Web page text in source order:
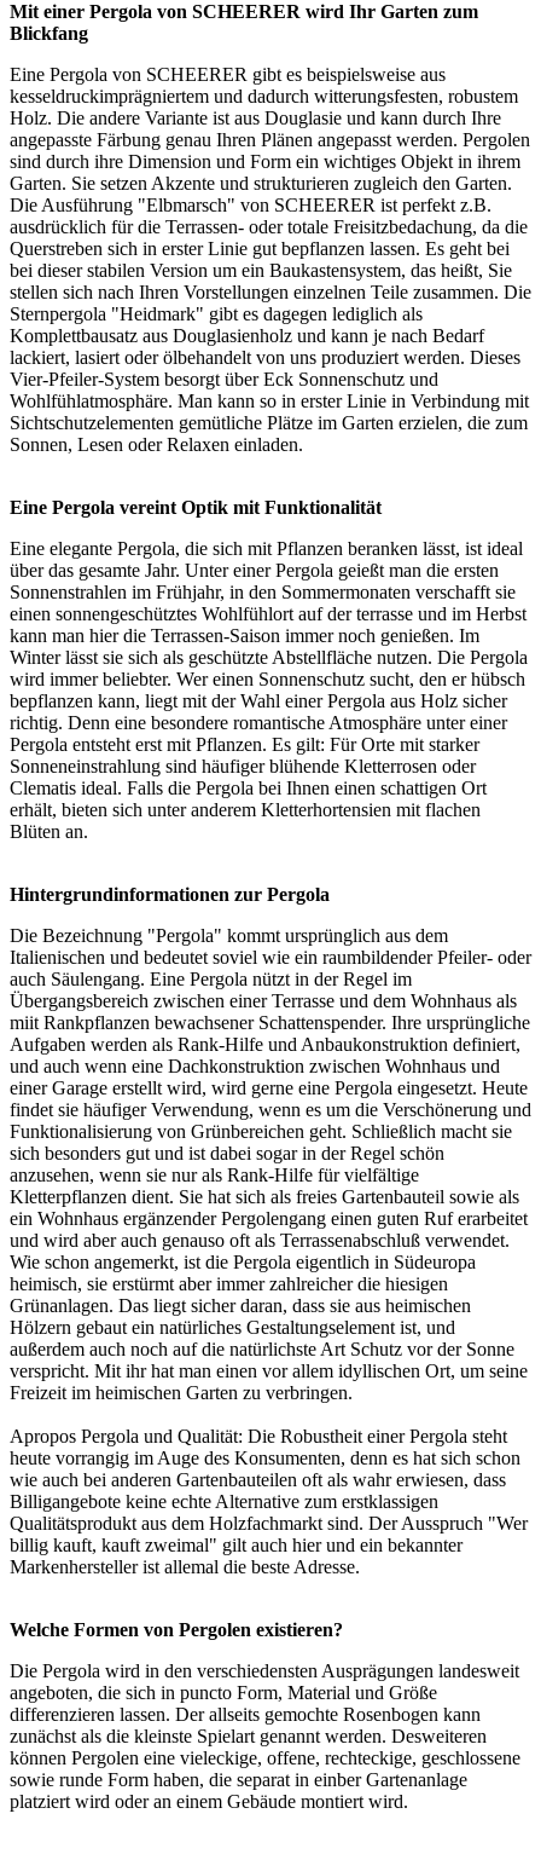
Mit einer Pergola von SCHEERER wird Ihr Garten zum
Blickfang
Eine Pergola von SCHEERER gibt es beispielsweise aus
kesseldruckimprägniertem und dadurch witterungsfesten, robustem
Holz. Die andere Variante ist aus Douglasie und kann durch Ihre
angepasste Färbung genau Ihren Plänen angepasst werden. Pergolen
sind durch ihre Dimension und Form ein wichtiges Objekt in ihrem
Garten. Sie setzen Akzente und strukturieren zugleich den Garten.
Die Ausführung "Elbmarsch" von SCHEERER ist perfekt z.B.
ausdrücklich für die Terrassen- oder totale Freisitzbedachung, da die
Querstreben sich in erster Linie gut bepflanzen lassen. Es geht bei
bei dieser stabilen Version um ein Baukastensystem, das heißt, Sie
stellen sich nach Ihren Vorstellungen einzelnen Teile zusammen. Die
Sternpergola "Heidmark" gibt es dagegen lediglich als
Komplettbausatz aus Douglasienholz und kann je nach Bedarf
lackiert, lasiert oder ölbehandelt von uns produziert werden. Dieses
Vier-Pfeiler-System besorgt über Eck Sonnenschutz und
Wohlfühlatmosphäre. Man kann so in erster Linie in Verbindung mit
Sichtschutzelementen gemütliche Plätze im Garten erzielen, die zum
Sonnen, Lesen oder Relaxen einladen.
Eine Pergola vereint Optik mit Funktionalität
Eine elegante Pergola, die sich mit Pflanzen beranken lässt, ist ideal
über das gesamte Jahr. Unter einer Pergola geießt man die ersten
Sonnenstrahlen im Frühjahr, in den Sommermonaten verschafft sie
einen sonnengeschütztes Wohlfühlort auf der terrasse und im Herbst
kann man hier die Terrassen-Saison immer noch genießen. Im
Winter lässt sie sich als geschützte Abstellfläche nutzen. Die Pergola
wird immer beliebter. Wer einen Sonnenschutz sucht, den er hübsch
bepflanzen kann, liegt mit der Wahl einer Pergola aus Holz sicher
richtig. Denn eine besondere romantische Atmosphäre unter einer
Pergola entsteht erst mit Pflanzen. Es gilt: Für Orte mit starker
Sonneneinstrahlung sind häufiger blühende Kletterrosen oder
Clematis ideal. Falls die Pergola bei Ihnen einen schattigen Ort
erhält, bieten sich unter anderem Kletterhortensien mit flachen
Blüten an.
Hintergrundinformationen zur Pergola
Die Bezeichnung "Pergola" kommt ursprünglich aus dem
Italienischen und bedeutet soviel wie ein raumbildender Pfeiler- oder
auch Säulengang. Eine Pergola nützt in der Regel im
Übergangsbereich zwischen einer Terrasse und dem Wohnhaus als
miit Rankpflanzen bewachsener Schattenspender. Ihre ursprüngliche
Aufgaben werden als Rank-Hilfe und Anbaukonstruktion definiert,
und auch wenn eine Dachkonstruktion zwischen Wohnhaus und
einer Garage erstellt wird, wird gerne eine Pergola eingesetzt. Heute
findet sie häufiger Verwendung, wenn es um die Verschönerung und
Funktionalisierung von Grünbereichen geht. Schließlich macht sie
sich besonders gut und ist dabei sogar in der Regel schön
anzusehen, wenn sie nur als Rank-Hilfe für vielfältige
Kletterpflanzen dient. Sie hat sich als freies Gartenbauteil sowie als
ein Wohnhaus ergänzender Pergolengang einen guten Ruf erarbeitet
und wird aber auch genauso oft als Terrassenabschluß verwendet.
Wie schon angemerkt, ist die Pergola eigentlich in Südeuropa
heimisch, sie erstürmt aber immer zahlreicher die hiesigen
Grünanlagen. Das liegt sicher daran, dass sie aus heimischen
Hölzern gebaut ein natürliches Gestaltungselement ist, und
außerdem auch noch auf die natürlichste Art Schutz vor der Sonne
verspricht. Mit ihr hat man einen vor allem idyllischen Ort, um seine
Freizeit im heimischen Garten zu verbringen.
Apropos Pergola und Qualität: Die Robustheit einer Pergola steht
heute vorrangig im Auge des Konsumenten, denn es hat sich schon
wie auch bei anderen Gartenbauteilen oft als wahr erwiesen, dass
Billigangebote keine echte Alternative zum erstklassigen
Qualitätsprodukt aus dem Holzfachmarkt sind. Der Ausspruch "Wer
billig kauft, kauft zweimal" gilt auch hier und ein bekannter
Markenhersteller ist allemal die beste Adresse.
Welche Formen von Pergolen existieren?
Die Pergola wird in den verschiedensten Ausprägungen landesweit
angeboten, die sich in puncto Form, Material und Größe
differenzieren lassen. Der allseits gemochte Rosenbogen kann
zunächst als die kleinste Spielart genannt werden. Desweiteren
können Pergolen eine vieleckige, offene, rechteckige, geschlossene
sowie runde Form haben, die separat in einber Gartenanlage
platziert wird oder an einem Gebäude montiert wird.